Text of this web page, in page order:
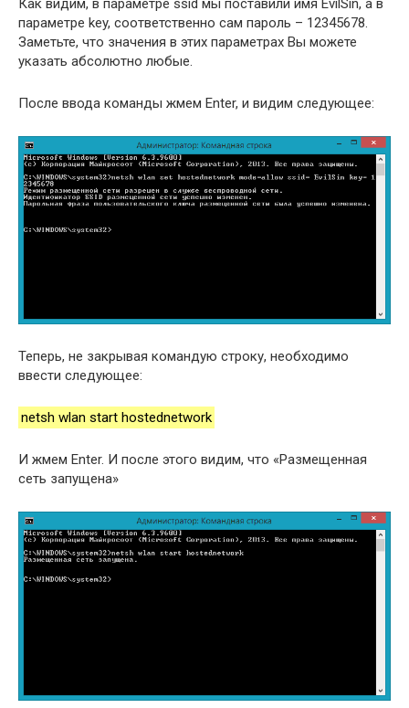
Как видим, в параметре ssid мы поставили имя EvilSin, а в
параметре key, соответственно сам пароль – 12345678.
Заметьте, что значения в этих параметрах Вы можете
указать абсолютно любые.
После ввода команды жмем Enter, и видим следующее:
Теперь, не закрывая командую строку, необходимо
ввести следующее:
netsh wlan start hostednetwork
И жмем Enter. И после этого видим, что «Размещенная
сеть запущена»